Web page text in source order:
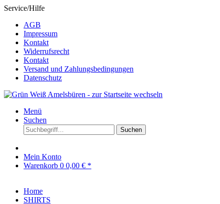
Service/Hilfe
AGB
Impressum
Kontakt
Widerrufsrecht
Kontakt
Versand und Zahlungsbedingungen
Datenschutz
Menü
Suchen
Suchen
Mein Konto
Warenkorb 0 0,00 € *
Home
SHIRTS